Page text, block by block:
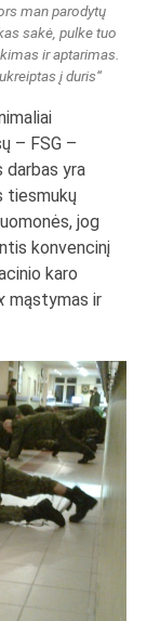
man parodytų
sakė, pulke tuo
ir aptarimas.
į duris“
– FSG –
darbas yra
tiesmukų
jog
konvencinį
karo
mąstymas ir